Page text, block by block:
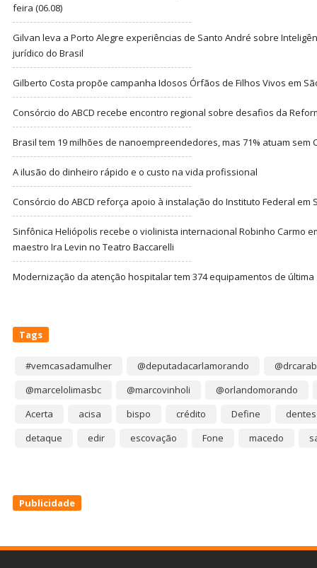
feira (06.08)
Gilvan leva a Porto Alegre experiências de Santo André sobre
jurídico do Brasil
Gilberto Costa propõe campanha Idosos Órfãos de Filhos Vivos em
Consórcio do ABCD recebe encontro regional sobre desafios da
Brasil tem 19 milhões de nanoempreendedores, mas 71% atuam sem
A ilusão do dinheiro rápido e o custo na vida profissional
Consórcio do ABCD reforça apoio à instalação do Instituto Federal em
Sinfônica Heliópolis recebe o violinista internacional Robinho Carmo
maestro Ira Levin no Teatro Baccarelli
Modernização da atenção hospitalar tem 374 equipamentos de última
Tags
#vemcasadamulher @deputadacarlamorando
@marcelolimasbc
@marcovinholi
@orlandomorando
Acerta
acisa bispo crédito Define
dentes
detaque
edir escovação Fone macedo
Publicidade